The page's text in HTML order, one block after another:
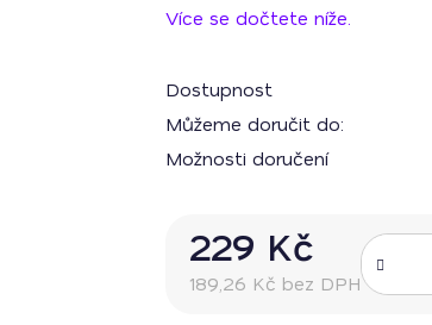
Více se dočtete níže.
Dostupnost
Můžeme doručit do:
Možnosti doručení
229 Kč
189,26 Kč bez DPH